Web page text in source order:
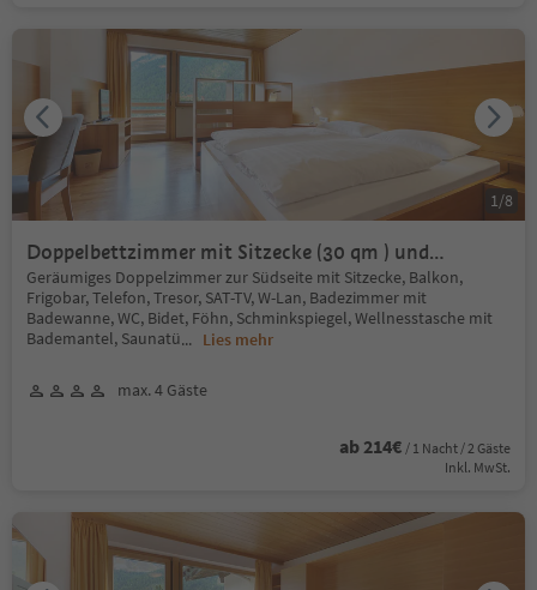
Doppelbettzimmer mit Sitzecke (30 qm ) und
Südbalkon (5,5 qm)
Geräumiges Doppelzimmer zur Südseite mit Sitzecke, Balkon,
Frigobar, Telefon, Tresor, SAT-TV, W-Lan, Badezimmer mit
Badewanne, WC, Bidet, Föhn, Schminkspiegel, Wellnesstasche mit
Bademantel, Saunatü... Lies mehr
max. 4 Gäste
ab 214€ / 1 Nacht / 2 Gäste
Inkl. MwSt.
1/8